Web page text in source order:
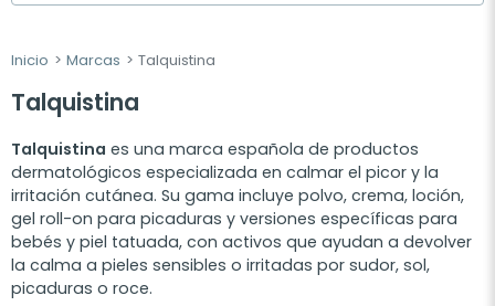
Inicio Marcas Talquistina
Talquistina
Talquistina es una marca española de productos
dermatológicos especializada en calmar el picor y la
irritación cutánea. Su gama incluye polvo, crema, loción,
gel roll-on para picaduras y versiones específicas para
bebés y piel tatuada, con activos que ayudan a devolver
la calma a pieles sensibles o irritadas por sudor, sol,
picaduras o roce.